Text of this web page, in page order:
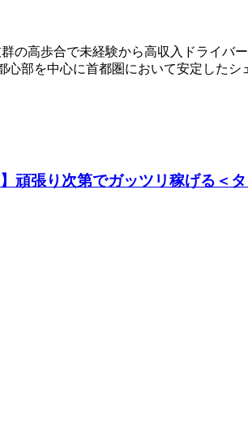
の高歩合で未経験から高収入ドライバ
心部を中心に首都圏において安定した
頑張り次第でガッツリ稼げる＜